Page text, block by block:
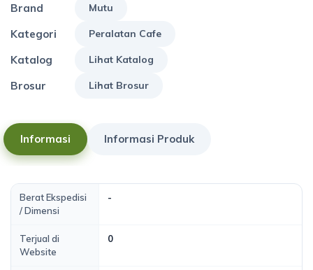
Brand Mutu
Kategori Peralatan Cafe
Katalog Lihat Katalog
Brosur Lihat Brosur
Informasi Informasi Produk
Berat Ekspedisi
/ Dimensi
-
Terjual di
Website
0